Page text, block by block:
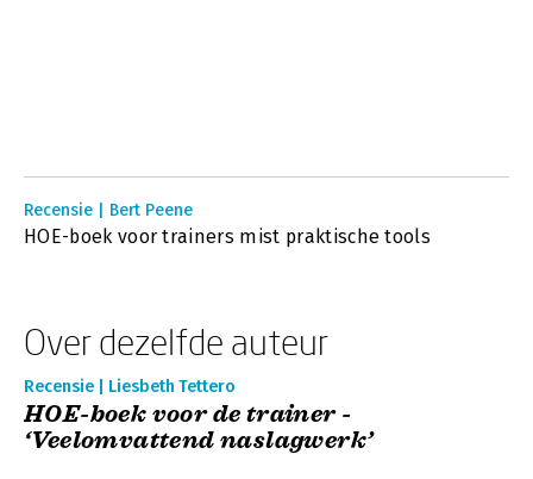
Recensie | Bert Peene
HOE-boek voor trainers mist praktische tools
Over dezelfde auteur
Recensie | Liesbeth Tettero
HOE-boek voor de trainer -
‘Veelomvattend naslagwerk’